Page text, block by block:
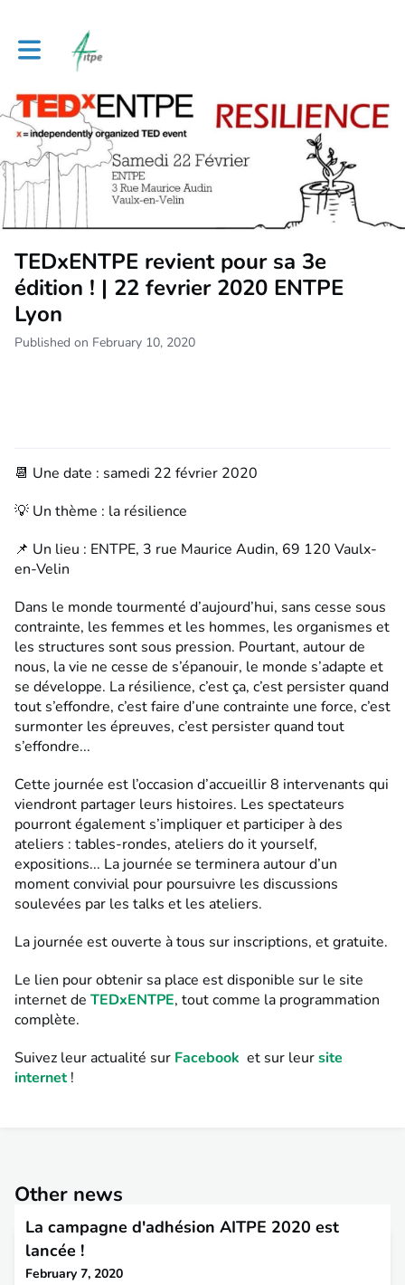
Toggle main navigation
TEDxENTPE revient pour sa 3e
édition ! | 22 fevrier 2020 ENTPE
Lyon
Published on February 10, 2020
📆 Une date : samedi 22 février 2020
💡 Un thème : la résilience
📌 Un lieu : ENTPE, 3 rue Maurice Audin, 69 120 Vaulx-
en-Velin
Dans le monde tourmenté d’aujourd’hui, sans cesse sous
contrainte, les femmes et les hommes, les organismes et
les structures sont sous pression. Pourtant, autour de
nous, la vie ne cesse de s’épanouir, le monde s’adapte et
se développe. La résilience, c’est ça, c’est persister quand
tout s’effondre, c’est faire d’une contrainte une force, c’est
surmonter les épreuves, c’est persister quand tout
s’effondre...
Cette journée est l’occasion d’accueillir 8 intervenants qui
viendront partager leurs histoires. Les spectateurs
pourront également s’impliquer et participer à des
ateliers : tables-rondes, ateliers do it yourself,
expositions... La journée se terminera autour d’un
moment convivial pour poursuivre les discussions
soulevées par les talks et les ateliers.
La journée est ouverte à tous sur inscriptions, et gratuite.
Le lien pour obtenir sa place est disponible sur le site
internet de TEDxENTPE, tout comme la programmation
complète.
Suivez leur actualité sur Facebook et sur leursite
internet!
Other news
La campagne d'adhésion AITPE 2020 est
lancée !
February 7, 2020